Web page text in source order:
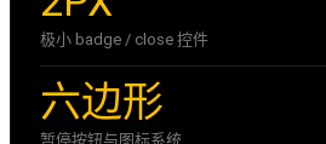
极小 badge / close 控件
六边形
暂停按钮与图标系统